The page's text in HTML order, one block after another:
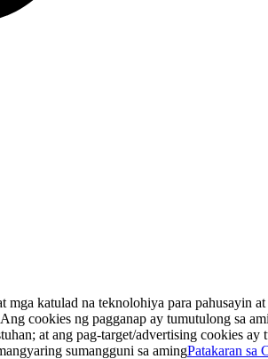
katulad na teknolohiya para pahusayin
cookies ng pagganap ay tumutulong sa
at ang pag-target/advertising cookies
sumangguni sa amingPatakaran sa